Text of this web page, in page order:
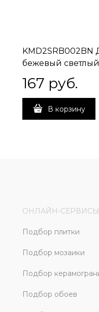
бежевый
167 руб.
В корзину
ОНЛАЙН-СЕРВИСЫ
Подбор плитки
Подбор мозаики
Подбор
Подбор обоев